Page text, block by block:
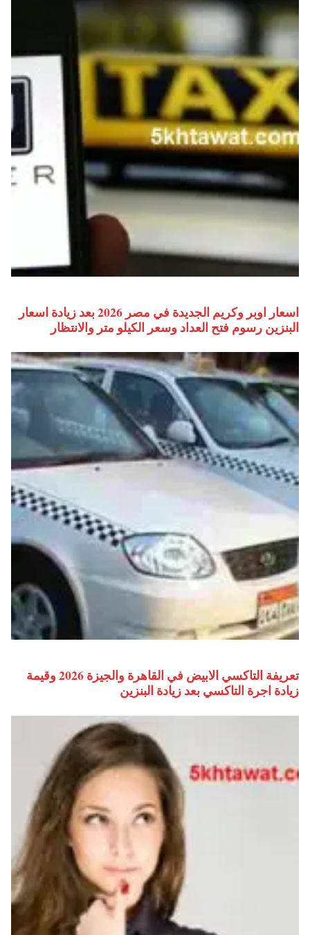
اسعار اوبر وكريم الجديدة في مصر 2026 بعد زيادة اسعار
البنزين رسوم فتح العداد وسعر الكيلو متر والانتظار
تعريفة التاكسي الابيض في القاهرة والجيزة 2026 وقيمة
زيادة اجرة التاكسي بعد زيادة البنزين